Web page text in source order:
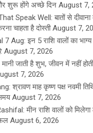
शुरू होंगे अच्छे दिन August 7,
Speak Well: बातों से दीवाना
चाहता है दोस्ती August 7,
Aug: इन 5 राशि वालों का
August 7, 2026
जाती है शुभ, जीवन में नहीं
7, 2026
श्रावण माह कृष्ण पक्ष नवमी
August 7, 2026
मीन राशि वालों को
August 6, 2026